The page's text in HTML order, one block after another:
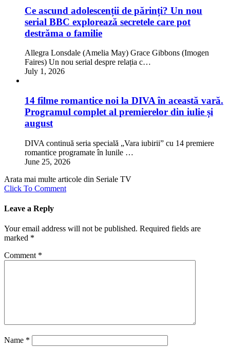
Ce ascund adolescenții de părinți? Un nou
serial BBC explorează secretele care pot
destrăma o familie
Allegra Lonsdale (Amelia May) Grace Gibbons (Imogen
Faires) Un nou serial despre relația c…
July 1, 2026
14 filme romantice noi la DIVA în această vară.
Programul complet al premierelor din iulie și
august
DIVA continuă seria specială „Vara iubirii” cu 14 premiere
romantice programate în lunile …
June 25, 2026
Arata mai multe articole din Seriale TV
Click To Comment
Leave a Reply
Your email address will not be published. Required fields are
marked *
Comment *
Name *